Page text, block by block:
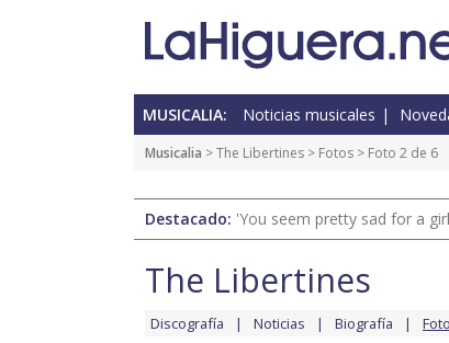
MUSICALIA: Noticias musicales
Musicalia >The Libertines > Fotos > Foto 2 de 6
Destacado: 'You seem pretty sad for a
The Libertines
Discografía Noticias Biografía